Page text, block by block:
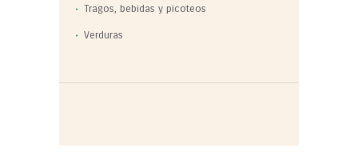
Tragos, bebidas y picoteos
Verduras